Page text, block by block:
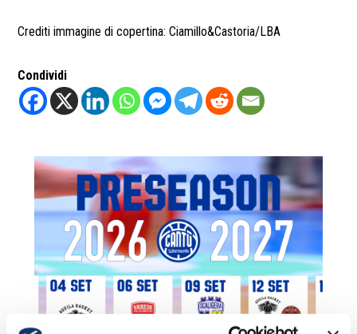
Crediti immagine di copertina: Ciamillo&Castoria/LBA
Condividi